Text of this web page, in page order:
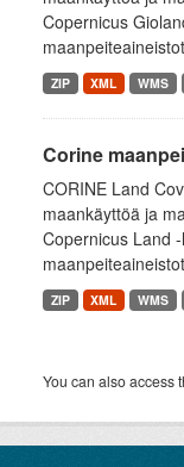
Copernicus
ZIP XML WMS
Corine
CORINE Land
maankäyttöä ja
Copernicus Land
ZIP XML WMS
You can also access